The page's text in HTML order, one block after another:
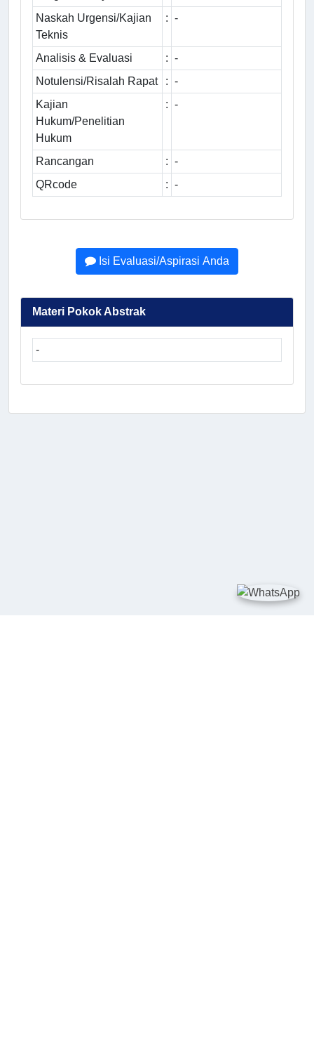
Naskah Urgensi/Kajian
Teknis
: -
Analisis & Evaluasi : -
Notulensi/Risalah Rapat
: -
Kajian
Hukum/Penelitian
Hukum
: -
Rancangan : -
QRcode
: -
Isi Evaluasi/Aspirasi Anda
Materi Pokok Abstrak
-